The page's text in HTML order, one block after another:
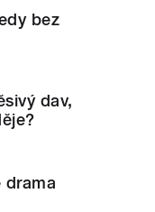
bez
dav,
drama